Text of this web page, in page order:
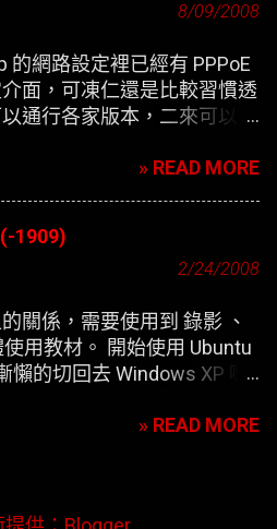
8/09/2008
的網路設定裡已經有 PPPoE
面，可凍仁還是比較習慣透
通行各家版本，二來可以在
» READ MORE
1909)
2/24/2008
關係，需要使用到 錄影 、
用教材。 開始使用 Ubuntu
懶的切回去 Windows XP 啊
凍仁是使用應用程式選
» READ MORE